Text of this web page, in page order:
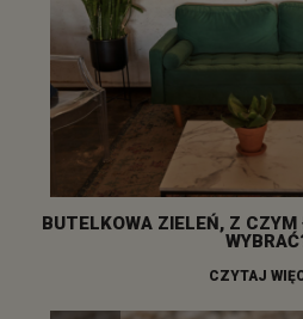
BUTELKOWA ZIELEŃ, Z
CZYTAJ